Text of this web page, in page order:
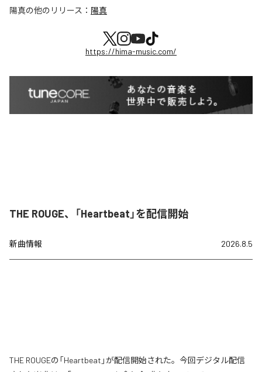
陽真の他のリリース： 陽真
https://hima-music.com/
THE ROUGE、「Heartbeat」を配信開始
新曲情報 2026.8.5
THE ROUGEの「Heartbeat」が配信開始された。今回デジタル配信